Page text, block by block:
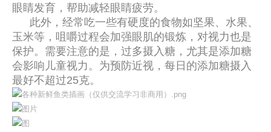
眼睛发育，帮助减轻眼睛疲劳。
此外，经常吃一些有硬度的食物如坚果、水果、
玉米等，咀嚼过程会加强眼肌的锻炼，对视力也是
保护。需要注意的是，过多摄入糖，尤其是添加糖
会影响儿童视力。为预防近视，每日的添加糖摄入
最好不超过25克。